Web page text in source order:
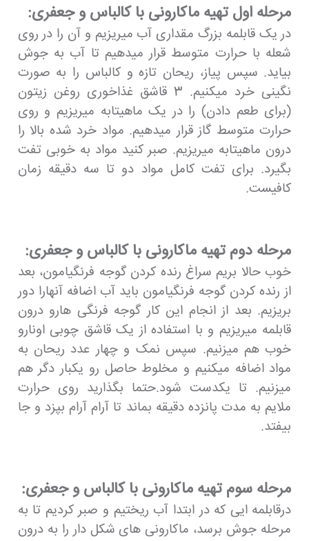
مرحله اول تهیه ماکارونی با کالباس و جعفری:
در یک قابلمه بزرگ مقداری آب میریزیم و آن را در روی
شعله با حرارت متوسط قرار میدهیم تا آب به جوش
بیاید. سپس پیاز، ریحان تازه و کالباس را به صورت
نگینی خرد میکنیم. 3 قاشق غذاخوری روغن زیتون
(برای طعم دادن) را در یک ماهیتابه میریزیم و روی
حرارت متوسط گاز قرار میدهیم. مواد خرد شده بالا را
درون ماهیتابه میریزیم. صبر کنید مواد به خوبی تفت
بگیرد. برای تفت کامل مواد دو تا سه دقیقه زمان
کافیست.
مرحله دوم تهیه ماکارونی با کالباس و جعفری:
خوب حالا بریم سراغ رنده کردن گوجه فرنگیامون، بعد
از رنده کردن گوجه فرنگیامون باید آب اضافه آنهارا دور
بریزیم. بعد از انجام این کار گوجه فرنگی هارو درون
قابلمه میریزیم و با استفاده از یک قاشق چوبی اونارو
خوب هم میزنیم. سپس نمک و چهار عدد ریحان به
مواد اضافه میکنیم و مخلوط حاصل رو یکبار دگر هم
میزنیم. تا یکدست شود.حتما بگذارید روی حرارت
ملایم به مدت پانزده دقیقه بماند تا آرام آرام بپزد و جا
بیفتد.
مرحله سوم تهیه ماکارونی با کالباس و جعفری:
درقابلمه ایی که در ابتدا آب ریختیم و صبر کردیم تا به
مرحله جوش برسد، ماکارونی های شکل دار را به درون